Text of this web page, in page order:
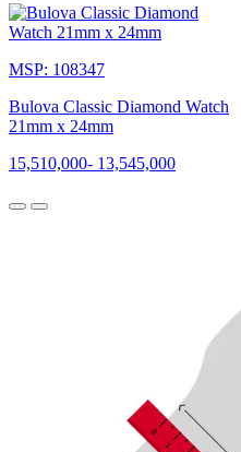
MSP: 108347
Bulova Classic Diamond Watch
21mm x 24mm
15,510,000- 13,545,000